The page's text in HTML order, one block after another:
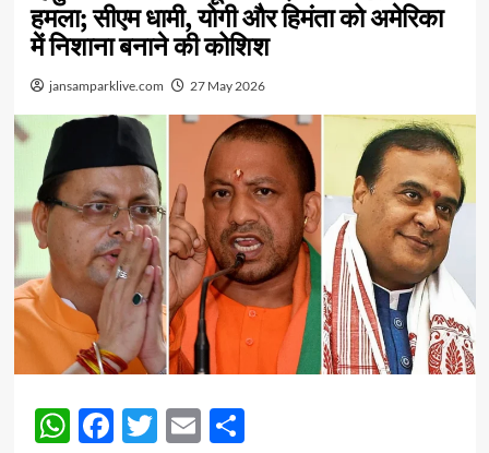
हमला; सीएम धामी, योगी और हिमंता को अमेरिका
में निशाना बनाने की कोशिश
jansamparklive.com 27 May 2026
WhatsApp
Facebook
Twitter
EmailShare